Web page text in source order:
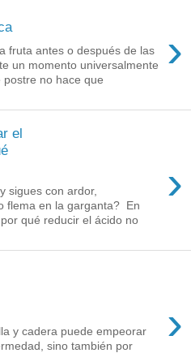
›
fruta antes o después de las
un momento universalmente
no hace que
el
›
sigues con ardor,
flema en la garganta? En
qué reducir el ácido no
›
y cadera puede empeorar
sino también por